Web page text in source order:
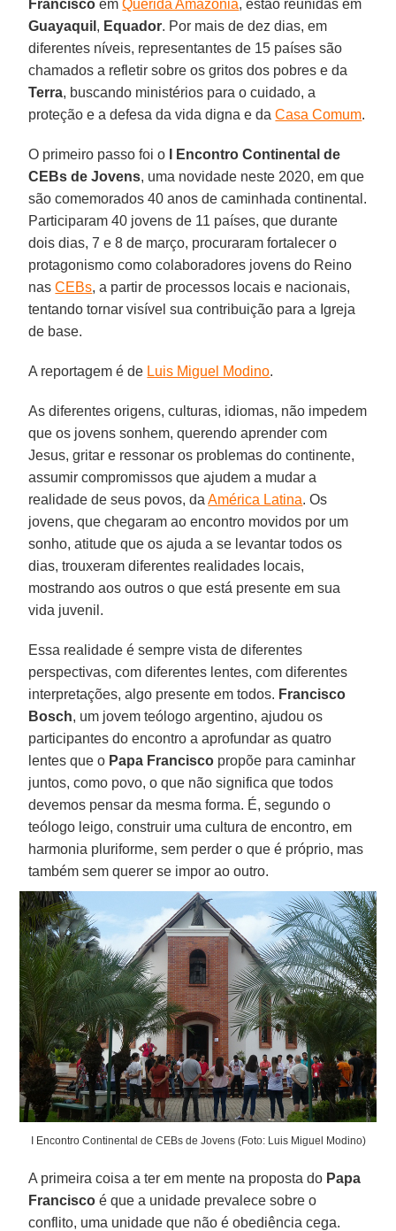
Francisco emQuerida Amazônia, estão reunidas em
Guayaquil , Equador. Por mais de dez dias, em
diferentes níveis, representantes de 15 países são
chamados a refletir sobre os gritos dos pobres e da
Terra, buscando ministérios para o cuidado, a
proteção e a defesa da vida digna e daCasa Comum.
O primeiro passo foi o
I Encontro Continental de
CEBs de Jovens, uma novidade neste 2020, em que
são comemorados 40 anos de caminhada continental.
Participaram 40 jovens de 11 países, que durante
dois dias, 7 e 8 de março, procuraram fortalecer o
protagonismo como colaboradores jovens do Reino
nasCEBs, a partir de processos locais e nacionais,
tentando tornar visível sua contribuição para a Igreja
de base.
A reportagem é de Luis Miguel Modino.
As diferentes origens, culturas, idiomas, não impedem
que os jovens sonhem, querendo aprender com
Jesus, gritar e ressonar os problemas do continente,
assumir compromissos que ajudem a mudar a
realidade de seus povos, daAmérica Latina. Os
jovens, que chegaram ao encontro movidos por um
sonho, atitude que os ajuda a se levantar todos os
dias, trouxeram diferentes realidades locais,
mostrando aos outros o que está presente em sua
vida juvenil.
Essa realidade é sempre vista de diferentes
perspectivas, com diferentes lentes, com diferentes
interpretações, algo presente em todos. Francisco
Bosch, um jovem teólogo argentino, ajudou os
participantes do encontro a aprofundar as quatro
lentes que o Papa Francisco propõe para caminhar
juntos, como povo, o que não significa que todos
devemos pensar da mesma forma. É, segundo o
teólogo leigo, construir uma cultura de encontro, em
harmonia pluriforme, sem perder o que é próprio, mas
também sem querer se impor ao outro.
I Encontro Continental de CEBs de Jovens (Foto: Luis Miguel Modino)
A primeira coisa a ter em mente na proposta do Papa
Francisco é que a unidade prevalece sobre o
conflito, uma unidade que não é obediência cega.